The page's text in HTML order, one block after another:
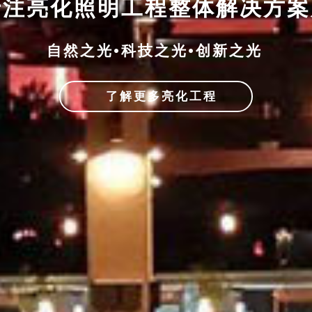
亮化照明工程整体解决方
自然之光•科技之光•创新之光
了解更多亮化工程